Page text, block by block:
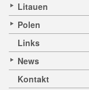
Litauen
Polen
Links
News
Kontakt